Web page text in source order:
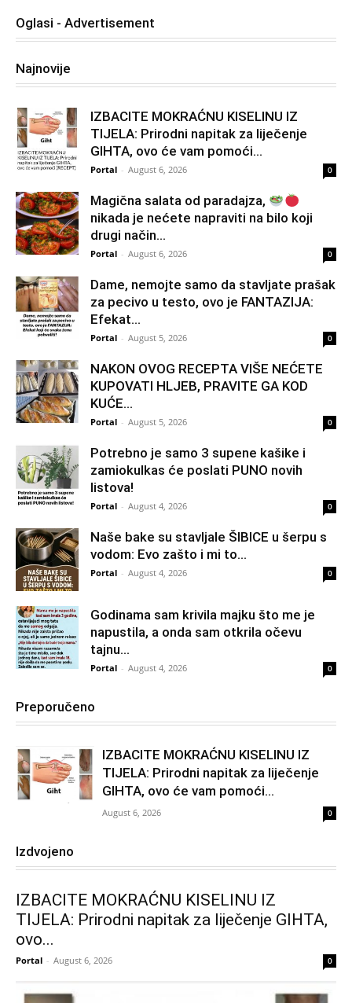
Oglasi - Advertisement
Najnovije
IZBACITE MOKRAĆNU KISELINU IZ
TIJELA: Prirodni napitak za liječenje
GIHTA, ovo će vam pomoći...
Portal - August 6, 2026 0
Magična salata od paradajza,
nikada je nećete napraviti na bilo koji
drugi način…
Portal - August 6, 2026 0
Dame, nemojte samo da stavljate prašak
za pecivo u testo, ovo je FANTAZIJA:
Efekat...
Portal - August 5, 2026 0
NAKON OVOG RECEPTA VIŠE NEĆETE
KUPOVATI HLJEB, PRAVITE GA KOD
KUĆE…
Portal - August 5, 2026 0
Potrebno je samo 3 supene kašike i
zamiokulkas će poslati PUNO novih
listova!
Portal - August 4, 2026 0
Naše bake su stavljale ŠIBICE u šerpu s
vodom: Evo zašto i mi to...
Portal - August 4, 2026 0
Godinama sam krivila majku što me je
napustila, a onda sam otkrila očevu
tajnu...
Portal - August 4, 2026 0
Preporučeno
IZBACITE MOKRAĆNU KISELINU IZ
TIJELA: Prirodni napitak za liječenje
GIHTA, ovo će vam pomoći...
August 6, 2026 0
Izdvojeno
IZBACITE MOKRAĆNU KISELINU IZ
TIJELA: Prirodni napitak za liječenje GIHTA,
ovo...
Portal - August 6, 2026 0